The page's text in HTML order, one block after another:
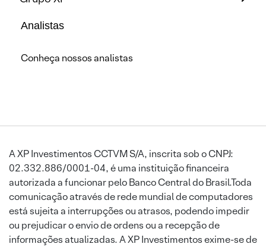
Analistas
Conheça nossos analistas
A XP Investimentos CCTVM S/A, inscrita sob o CNPJ:
02.332.886/0001-04, é uma instituição financeira
autorizada a funcionar pelo Banco Central do Brasil.Toda
comunicação através de rede mundial de computadores
está sujeita a interrupções ou atrasos, podendo impedir
ou prejudicar o envio de ordens ou a recepção de
informações atualizadas. A XP Investimentos exime-se de